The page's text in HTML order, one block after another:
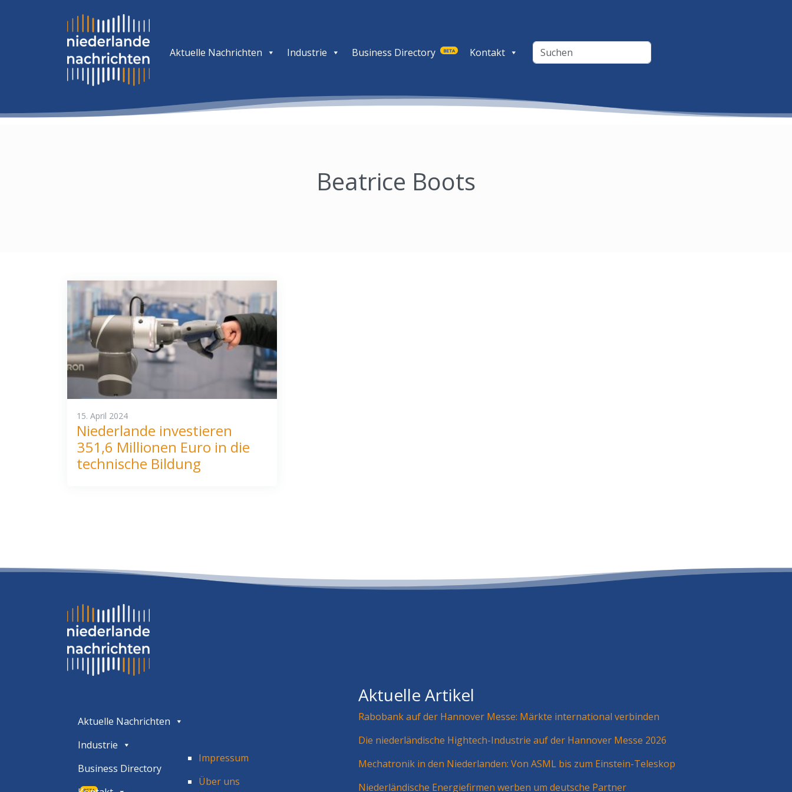
Aktuelle Nachrichten Industrie Business Directory BETA Kontakt
Beatrice Boots
15. April 2024
Niederlande investieren
351,6 Millionen Euro in die
technische Bildung
Aktuelle Nachrichten
Industrie
Business Directory
BETA
Impressum
Über uns
Aktuelle Artikel
Rabobank auf der Hannover Messe: Märkte international verbinden
Die niederländische Hightech-Industrie auf der Hannover Messe 2026
Mechatronik in den Niederlanden: Von ASML bis zum Einstein-Teleskop
Niederländische Energiefirmen werben um deutsche Partner